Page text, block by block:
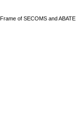
of SECOMS and ABATE